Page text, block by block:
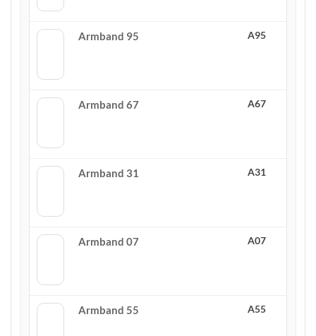
Armband 95 A95
Armband 67 A67
Armband 31 A31
Armband 07 A07
Armband 55 A55